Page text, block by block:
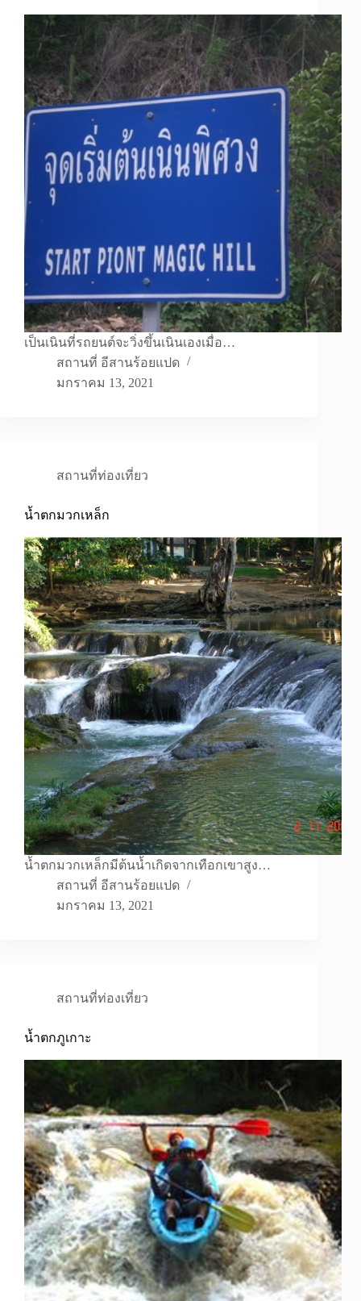
เป็นเนินที่รถยนต์จะวิ่งขึ้นเนินเองเมื่อ…
สถานที่ อีสานร้อยแปด
มกราคม 13, 2021
สถานที่ท่องเที่ยว
น้ำตกมวกเหล็ก
น้ำตกมวกเหล็กมีต้นน้ำเกิดจากเทือกเขาสูง…
สถานที่ อีสานร้อยแปด
มกราคม 13, 2021
สถานที่ท่องเที่ยว
น้ำตกภูเกาะ